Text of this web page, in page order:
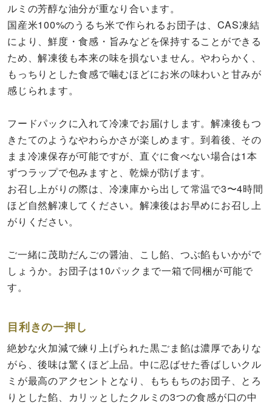
ルミの芳醇な油分が重なり合います。
国産米100%のうるち米で作られるお団子は、CAS凍結
により、鮮度・食感・旨みなどを保持することができる
ため、解凍後も本来の味を損ないません。やわらかく、
もっちりとした食感で噛むほどにお米の味わいと甘みが
感じられます。
フードパックに入れて冷凍でお届けします。解凍後もつ
きたてのようなやわらかさが楽しめます。到着後、その
まま冷凍保存が可能ですが、直ぐに食べない場合は1本
ずつラップで包みますと、乾燥が防げます。
お召し上がりの際は、冷凍庫から出して常温で3〜4時間
ほど自然解凍してください。解凍後はお早めにお召し上
がりください。
ご一緒に茂助だんごの醤油、こし餡、つぶ餡もいかがで
しょうか。お団子は10パックまで一箱で同梱が可能で
す。
目利きの一押し
絶妙な火加減で練り上げられた黒ごま餡は濃厚でありな
がら、後味は驚くほど上品。中に忍ばせた香ばしいクル
ミが最高のアクセントとなり、もちもちのお団子、とろ
りとした餡、カリッとしたクルミの3つの食感が口の中